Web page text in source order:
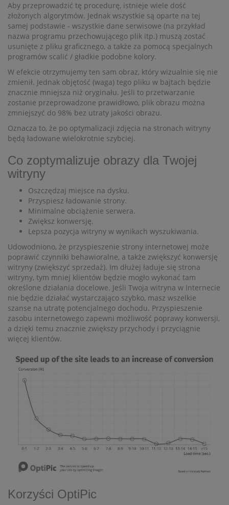
Aby przeprowadzić tę procedurę, istnieje wiele dość
złożonych algorytmów. Jednak wszystkie są oparte na tej
samej podstawie - wszystkie dane serwisowe (na przykład
nazwa programu przechowującego plik itp.) muszą zostać
usunięte z pliku graficznego, a także za pomocą specjalnych
programów scalić / gładkie podobne kolory.
W efekcie otrzymujemy ten sam obraz, który wizualnie się nie
zmienił. Jednak objętość (waga) tego pliku w bajtach będzie
znacznie mniejsza niż oryginału. Jeśli to przetwarzanie
zostanie przeprowadzone prawidłowo, plik obrazu można
zmniejszyć do 98% bez utraty jakości obrazu.
Oznacza to, że po optymalizacji zdjęcia na stronach witryny
będą ładowane wielokrotnie szybciej.
Co zoptymalizuje obrazy dla Twojej
witryny
Oszczędzaj miejsce na dysku.
Przyspiesz ładowanie strony.
Minimalne obciążenie serwera.
Zwiększ konwersję.
Lepsza pozycja witryny w wynikach wyszukiwania.
Udowodniono, że przyspieszenie strony internetowej może
poprawić czynniki behawioralne, a także zwiększyć konwersję
witryny (zwiększyć sprzedaż). Im dłużej ładuje się strona
witryny, tym mniej klientów będzie mogło wykonać tam
określone działania docelowe. Jeśli Twoja witryna w Internecie
nie będzie działać wystarczająco szybko, masz wszelkie
szanse na utratę potencjalnego dochodu. Przyspieszenie
zasobu internetowego zapewni możliwość poprawy konwersji,
a dzięki temu znacznie zwiększy przychody i przyciągnie
więcej klientów.
Korzyści OptiPic